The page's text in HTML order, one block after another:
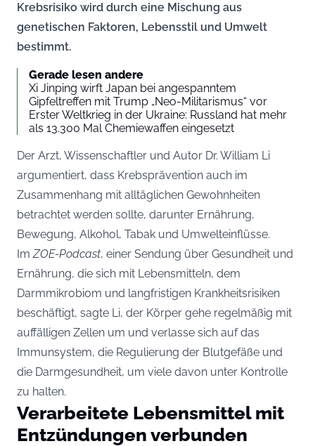
Krebsrisiko wird durch eine Mischung aus
genetischen Faktoren, Lebensstil und Umwelt
bestimmt.
Gerade lesen andere
Xi Jinping wirft Japan bei angespanntem
Gipfeltreffen mit Trump „Neo-Militarismus“ vor
Erster Weltkrieg in der Ukraine: Russland hat mehr
als 13.300 Mal Chemiewaffen eingesetzt
Der Arzt, Wissenschaftler und Autor Dr. William Li
argumentiert, dass Krebsprävention auch im
Zusammenhang mit alltäglichen Gewohnheiten
betrachtet werden sollte, darunter Ernährung,
Bewegung, Alkohol, Tabak und Umwelteinflüsse.
ImZOE-Podcast, einer Sendung über Gesundheit und
Ernährung, die sich mit Lebensmitteln, dem
Darmmikrobiom und langfristigen Krankheitsrisiken
beschäftigt, sagte Li, der Körper gehe regelmäßig mit
auffälligen Zellen um und verlasse sich auf das
Immunsystem, die Regulierung der Blutgefäße und
die Darmgesundheit, um viele davon unter Kontrolle
zu halten.
Verarbeitete Lebensmittel mit
Entzündungen verbunden